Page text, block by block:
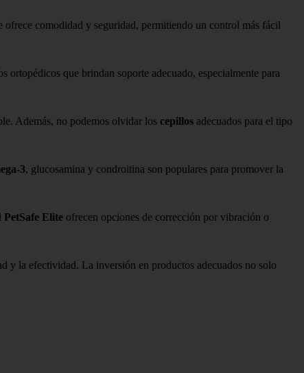
ofrece comodidad y seguridad, permitiendo un control más fácil
ortopédicos que brindan soporte adecuado, especialmente para
Además, no podemos olvidar los cepillos adecuados para el tipo
3, glucosamina y condroitina son populares para promover la
PetSafe Elite ofrecen opciones de corrección por vibración o
y la efectividad. La inversión en productos adecuados no solo